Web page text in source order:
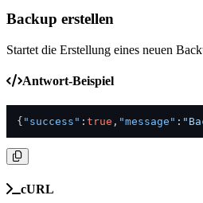
Backup erstellen
Startet die Erstellung eines neuen
Antwort-Beispiel
{ "success" : true , "message" :
cURL